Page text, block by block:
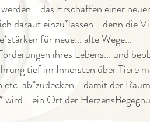
das Erschaffen einer
darauf einzu*lassen... denn die
für neue... alte Wege...
ihres Lebens... und
tief im Innersten über Tiere
ab*zudecken... damit der
ein Ort der